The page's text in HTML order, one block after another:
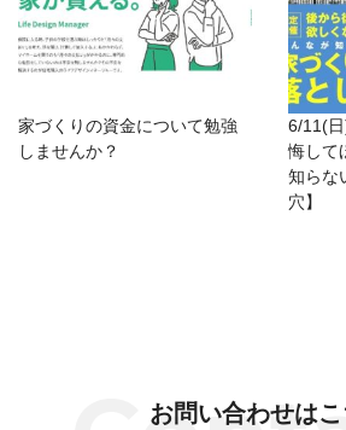
家づくりの資金について勉強
しませんか？
6/11(
悔して
知らな
穴】
お問い合わせはこ